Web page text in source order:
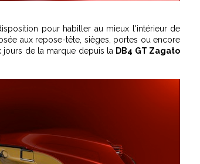
pour habiller au mieux l'intérieur de
aux repose-tête, sièges, portes ou encore
jours de la marque depuis la DB4 GT Zagato